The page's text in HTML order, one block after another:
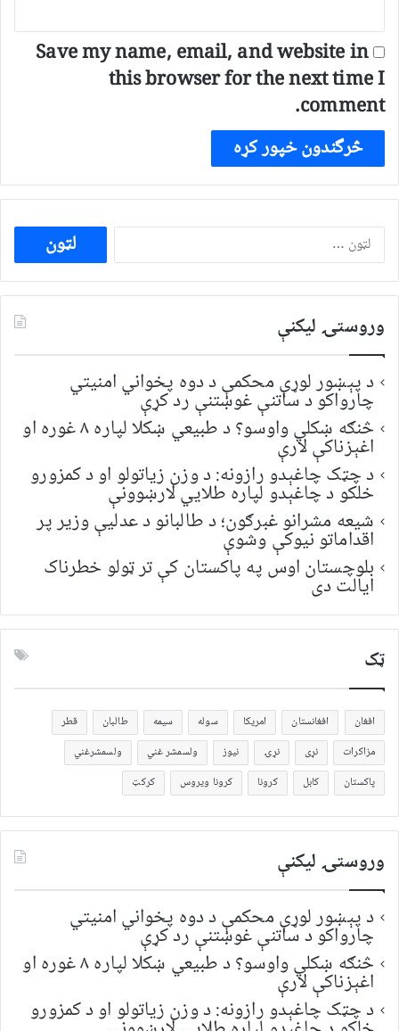
Save my name, email, and website in
this browser for the next time I
comment.
ددی
لپاره
لټون:
وروستۍ ليکنې
د پېښور لوړې محکمې د دوه پخواني امنیتي
چارواکو د ساتنې غوښتنې رد کړې
څنګه ښکلي واوسو؟ د طبیعي ښکلا لپاره ۸ غوره او
اغېزناکې لارې
د چټک چاغېدو رازونه: د وزن زیاتولو او د کمزورو
خلکو د چاغېدو لپاره طلایي لارښوونې
شیعه مشرانو غبرګون؛ د طالبانو د عدلیې وزیر پر
اقداماتو نیوکې وشوې
بلوچستان اوس په پاکستان کې تر ټولو خطرناک
ایالت دی
ټک
افغان افغانستان امریکا سوله سیمه طالبان
قطر
مزاکرات
نړی نړۍ نیوز ولسمشر غني
ولسمشرغني
پاکستان
کابل کرونا کرونا ویروس کرکټ
وروستۍ ليکنې
د پېښور لوړې محکمې د دوه پخواني امنیتي
چارواکو د ساتنې غوښتنې رد کړې
څنګه ښکلي واوسو؟ د طبیعي ښکلا لپاره ۸ غوره او
اغېزناکې لارې
د چټک چاغېدو رازونه: د وزن زیاتولو او د کمزورو